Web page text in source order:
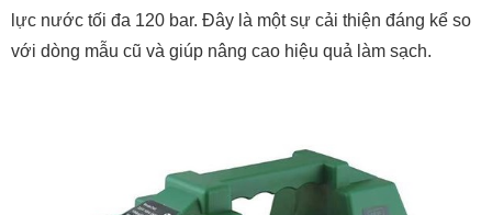
lực nước tối đa 120 bar. Đây là một sự cải thiện đáng kể so
với dòng mẫu cũ và giúp nâng cao hiệu quả làm sạch.